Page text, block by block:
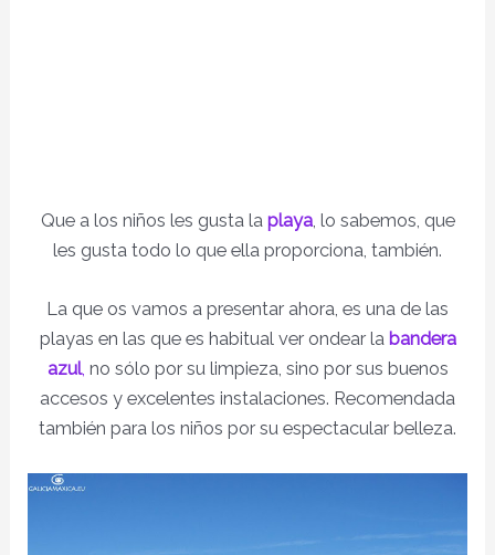
Que a los niños les gusta la playa, lo sabemos, que
les gusta todo lo que ella proporciona, también.
La que os vamos a presentar ahora, es una de las
playas en las que es habitual ver ondear la bandera
azul, no sólo por su limpieza, sino por sus buenos
accesos y excelentes instalaciones. Recomendada
también para los niños por su espectacular belleza.